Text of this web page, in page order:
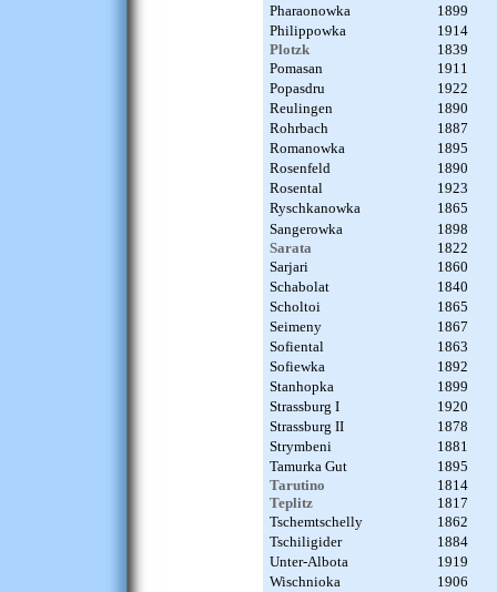
Pharaonowka
1899
Philippowka
1914
Plotzk
1839
Pomasan
1911
Popasdru
1922
Reulingen
1890
Rohrbach
1887
Romanowka
1895
Rosenfeld
1890
Rosental
1923
Ryschkanowka
1865
Sangerowka
1898
Sarata
1822
Sarjari
1860
Schabolat
1840
Scholtoi
1865
Seimeny
1867
Sofiental
1863
Sofiewka
1892
Stanhopka
1899
Strassburg I
1920
Strassburg II
1878
Strymbeni
1881
Tamurka Gut
1895
Tarutino
1814
Teplitz
1817
Tschemtschelly
1862
Tschiligider
1884
Unter-Albota
1919
Wischnioka
1906